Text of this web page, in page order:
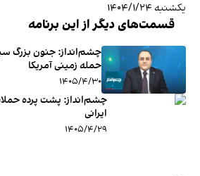
یکشنبه ۱۴۰۴/۱/۲۴
قسمت‌های دیگر از این برنامه
چشم‌انداز: جنون بزرگ
حمله زمینی آمریکا
۱۴۰۵/۴/۳۰
چشم‌انداز: پشت پرده
ایرانی
۱۴۰۵/۴/۲۹